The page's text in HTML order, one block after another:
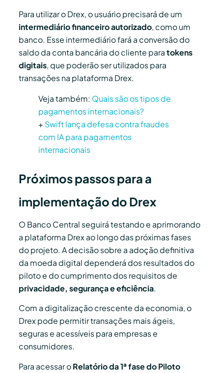
Para utilizar o Drex, o usuário precisará de um
intermediário financeiro autorizado, como um
banco. Esse intermediário fará a conversão do
saldo da conta bancária do cliente paratokens
digitais, que poderão ser utilizados para
transações na plataforma Drex.
Veja também: Quais são os tipos de
pagamentos internacionais?
+ Swift lança defesa contra fraudes
com IA para pagamentos
internacionais
Próximos passos para a
implementação do Drex
O Banco Central seguirá testando e aprimorando
a plataforma Drex ao longo das próximas fases
do projeto. A decisão sobre a adoção definitiva
da moeda digital dependerá dos resultados do
piloto e do cumprimento dos requisitos de
privacidade, segurança e eficiência.
Com a digitalização crescente da economia, o
Drex pode permitir transações mais ágeis,
seguras e acessíveis para empresas e
consumidores.
Para acessar oRelatório da 1ª fase do Piloto